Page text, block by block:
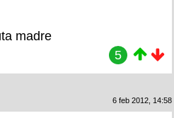
madre
5
6 feb 2012, 14:58